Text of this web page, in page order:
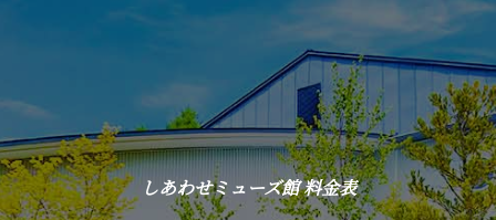
しあわせミューズ館 料金表